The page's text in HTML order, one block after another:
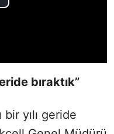
bıraktık”
yılı geride